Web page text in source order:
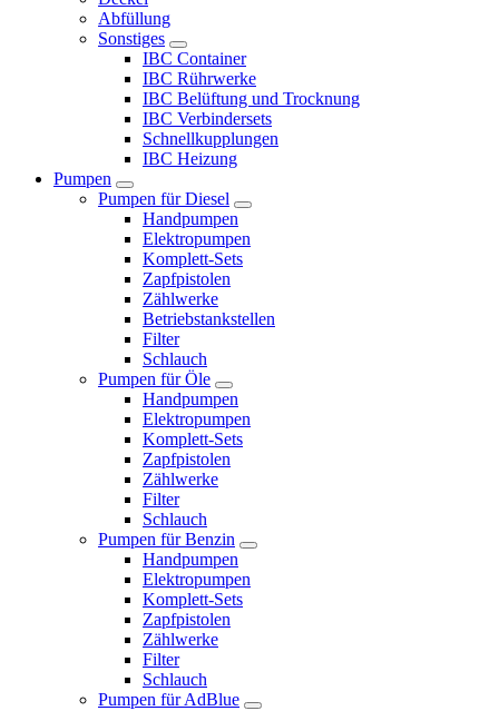
Abfüllung
Sonstiges
IBC Container
IBC Rührwerke
IBC Belüftung und Trocknung
IBC Verbindersets
Schnellkupplungen
IBC Heizung
Pumpen
Pumpen für Diesel
Handpumpen
Elektropumpen
Komplett-Sets
Zapfpistolen
Zählwerke
Betriebstankstellen
Filter
Schlauch
Pumpen für Öle
Handpumpen
Elektropumpen
Komplett-Sets
Zapfpistolen
Zählwerke
Filter
Schlauch
Pumpen für Benzin
Handpumpen
Elektropumpen
Komplett-Sets
Zapfpistolen
Zählwerke
Filter
Schlauch
Pumpen für AdBlue